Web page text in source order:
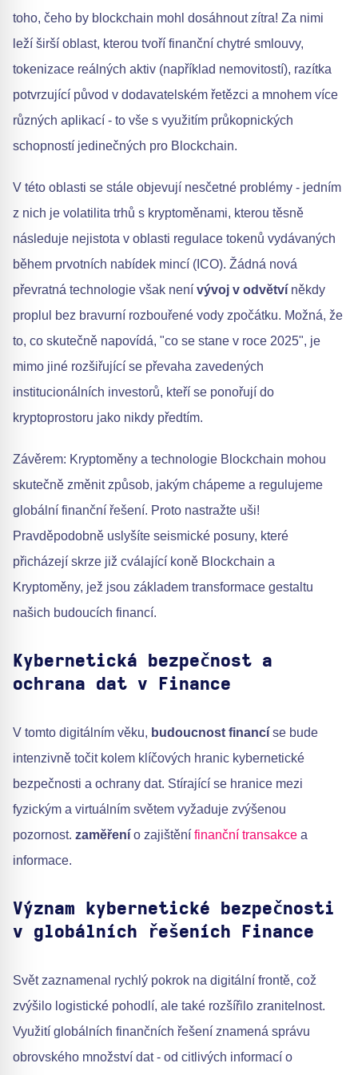
toho, čeho by blockchain mohl dosáhnout zítra! Za nimi
leží širší oblast, kterou tvoří finanční chytré smlouvy,
tokenizace reálných aktiv (například nemovitostí), razítka
potvrzující původ v dodavatelském řetězci a mnohem více
různých aplikací - to vše s využitím průkopnických
schopností jedinečných pro Blockchain.
V této oblasti se stále objevují nesčetné problémy - jedním
z nich je volatilita trhů s kryptoměnami, kterou těsně
následuje nejistota v oblasti regulace tokenů vydávaných
během prvotních nabídek mincí (ICO). Žádná nová
převratná technologie však není vývoj v odvětví někdy
proplul bez bravurní rozbouřené vody zpočátku. Možná, že
to, co skutečně napovídá, "co se stane v roce 2025", je
mimo jiné rozšiřující se převaha zavedených
institucionálních investorů, kteří se ponořují do
kryptoprostoru jako nikdy předtím.
Závěrem: Kryptoměny a technologie Blockchain mohou
skutečně změnit způsob, jakým chápeme a regulujeme
globální finanční řešení. Proto nastražte uši!
Pravděpodobně uslyšíte seismické posuny, které
přicházejí skrze již cválající koně Blockchain a
Kryptoměny, jež jsou základem transformace gestaltu
našich budoucích financí.
Kybernetická bezpečnost a
ochrana dat v Finance
V tomto digitálním věku, budoucnost financí se bude
intenzivně točit kolem klíčových hranic kybernetické
bezpečnosti a ochrany dat. Stírající se hranice mezi
fyzickým a virtuálním světem vyžaduje zvýšenou
pozornost. zaměření o zajištění finanční transakce a
informace.
Význam kybernetické bezpečnosti
v globálních řešeních Finance
Svět zaznamenal rychlý pokrok na digitální frontě, což
zvýšilo logistické pohodlí, ale také rozšířilo zranitelnost.
Využití globálních finančních řešení znamená správu
obrovského množství dat - od citlivých informací o